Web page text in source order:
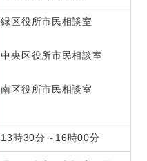
緑区役所市民相談室
中央区役所市民相談室
南区役所市民相談室
13時30分～16時00分